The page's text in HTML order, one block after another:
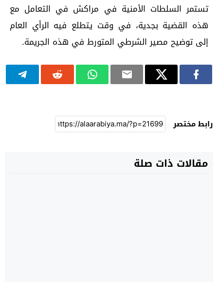
تستمر السلطات الأمنية في مراكش في التعامل مع
هذه القضية بجدية، في وقت يتطلع فيه الرأي العام
إلى توضيح مصير الشرطي المتورط في هذه الجريمة.
رابط مختصر
مقالات ذات صلة